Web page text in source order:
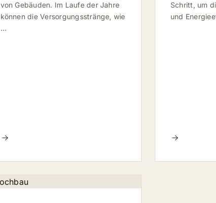
von Gebäuden. Im Laufe der Jahre
können die Versorgungsstränge, wie
…
Schritt, um
und